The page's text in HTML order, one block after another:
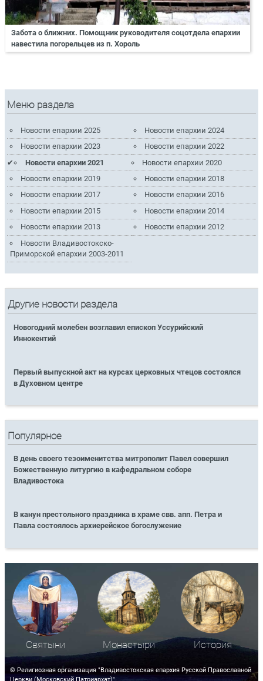
Забота о ближних. Помощник руководителя соцотдела епархии
навестила погорельцев из п. Хороль
Меню раздела
Новости епархии 2025
Новости епархии 2024
Новости епархии 2023
Новости епархии 2022
Новости епархии 2021
Новости епархии 2020
Новости епархии 2019
Новости епархии 2018
Новости епархии 2017
Новости епархии 2016
Новости епархии 2015
Новости епархии 2014
Новости епархии 2013
Новости епархии 2012
Новости Владивостокско-
Приморской епархии 2003-2011
Другие новости раздела
Новогодний молебен возглавил епископ Уссурийский
Иннокентий
Первый выпускной акт на курсах церковных чтецов состоялся
в Духовном центре
Популярное
В день своего тезоименитства митрополит Павел совершил
Божественную литургию в кафедральном соборе
Владивостока
В канун престольного праздника в храме свв. апп. Петра и
Павла состоялось архиерейское богослужение
Святыни Монастыри История
© Религиозная организация "Владивостокская епархия Русской Православной